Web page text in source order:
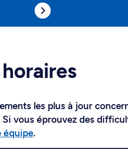
les plus à jour
Si vous éprouvez des
équipe.